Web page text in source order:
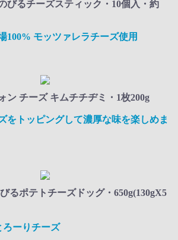
びるチーズスティック・10個入・約
100% モッツァレラチーズ使用​
ン チーズ キムチチヂミ・1枚200g
をトッピングして濃厚な味を楽しめま
るポテトチーズドッグ・650g(130gX5
ろーりチーズ